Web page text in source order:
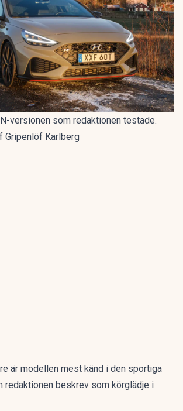
versionen som redaktionen testade.
Gripenlöf Karlberg
är modellen mest känd i den sportiga
redaktionen beskrev som körglädje i